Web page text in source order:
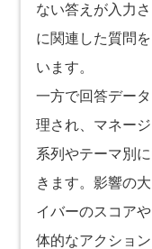
ない答えが入力
に関連した質問
います。
一方で回答デー
理され、マネー
系列やテーマ別
きます。影響の
イバーのスコア
体的なアクショ